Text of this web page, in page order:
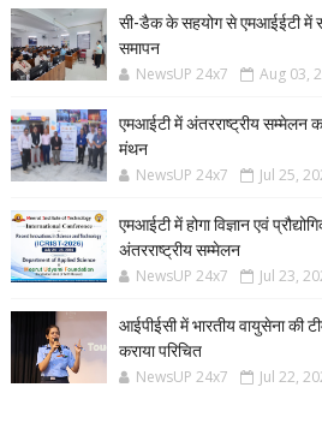
सी-डैक के सहयोग से एमआईईटी में
समापन
NewsUP 24x7 Aug 03,
एमआईटी में अंतरराष्ट्रीय सम्मेलन
मंथन
NewsUP 24x7 Jul 25,
एमआईटी में होगा विज्ञान एवं
अंतरराष्ट्रीय सम्मेलन
NewsUP 24x7 Jul 23,
आईपीईसी में भारतीय वायुसेना की
कराया परिचित
NewsUP 24x7 Jul 22,